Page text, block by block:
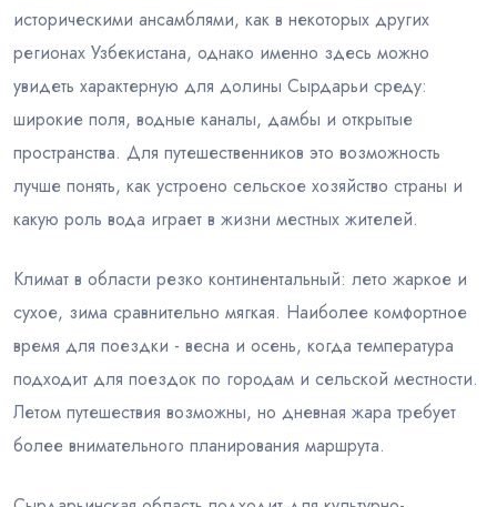
историческими ансамблями, как в некоторых других
регионах Узбекистана, однако именно здесь можно
увидеть характерную для долины Сырдарьи среду:
широкие поля, водные каналы, дамбы и открытые
пространства. Для путешественников это возможность
лучше понять, как устроено сельское хозяйство страны и
какую роль вода играет в жизни местных жителей.
Климат в области резко континентальный: лето жаркое и
сухое, зима сравнительно мягкая. Наиболее комфортное
время для поездки - весна и осень, когда температура
подходит для поездок по городам и сельской местности.
Летом путешествия возможны, но дневная жара требует
более внимательного планирования маршрута.